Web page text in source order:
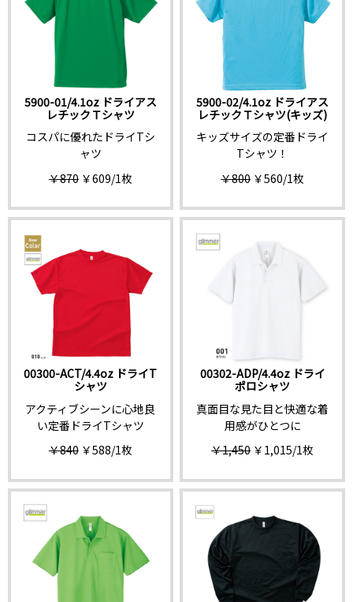
5900-01/4.1oz ドライアス
レチックＴシャツ
コスパに優れたドライTシ
ャツ
￥870 ￥609/1枚
5900-02/4.1oz ドライアス
レチックＴシャツ(キッズ)
キッズサイズの定番ドライ
Tシャツ！
￥800 ￥560/1枚
00300-ACT/4.4oz ドライT
シャツ
アクティブシーンに心地良
い定番ドライTシャツ
￥840 ￥588/1枚
00302-ADP/4.4oz ドライ
ポロシャツ
真面目な見た目と快適な着
用感がひとつに
￥1,450 ￥1,015/1枚